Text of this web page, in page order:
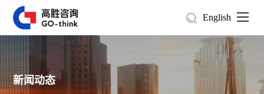
English
新闻动态